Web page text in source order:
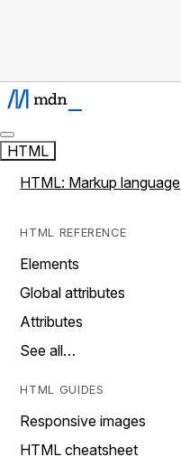
HTML
HTML: Markup language
HTML REFERENCE
Elements
Global attributes
Attributes
See all…
HTML GUIDES
Responsive images
HTML cheatsheet